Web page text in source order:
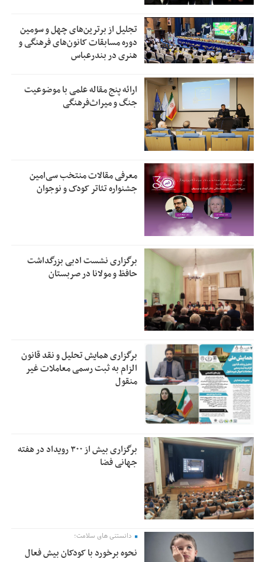
تجلیل از بر‌ترین‌های چهل و سومین
دوره مسابقات کانون‌های فرهنگی و
هنری در بندرعباس
ارائه پنج مقاله علمی با موضوعیت
جنگ و میراث‌فرهنگی
معرفی مقالات منتخب سی‌امین
جشنواره تئاتر کودک و نوجوان
برگزاری نشست ادبی بزرگداشت
حافظ و مولانا در صربستان
برگزاری همایش تحلیل و نقد قانون
الزام به ثبت رسمی معاملات غیر
منقول
برگزاری بیش از ۳۰۰ رویداد در هفته
جهانی فضا
دانستنی های سلامت؛
نحوه برخورد با کودکان بیش فعال